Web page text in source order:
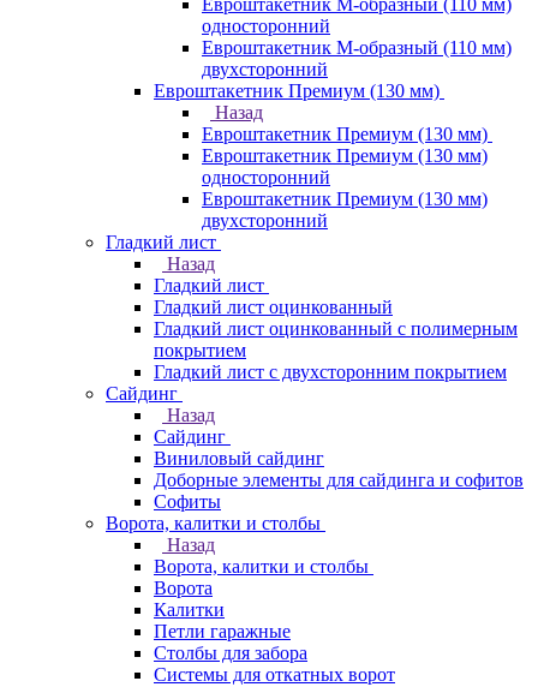
односторонний
Евроштакетник М-образный (110 мм)
двухсторонний
Евроштакетник Премиум (130 мм)
Назад
Евроштакетник Премиум (130 мм)
Евроштакетник Премиум (130 мм)
односторонний
Евроштакетник Премиум (130 мм)
двухсторонний
Гладкий лист
Назад
Гладкий лист
Гладкий лист оцинкованный
Гладкий лист оцинкованный с полимерным
покрытием
Гладкий лист с двухсторонним покрытием
Сайдинг
Назад
Сайдинг
Виниловый сайдинг
Доборные элементы для сайдинга и софитов
Софиты
Ворота, калитки и столбы
Назад
Ворота, калитки и столбы
Ворота
Калитки
Петли гаражные
Столбы для забора
Системы для откатных ворот